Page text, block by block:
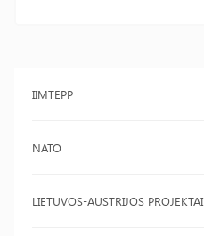
IIMTEPP
NATO
LIETUVOS-AUSTRIJOS PROJEKTAI